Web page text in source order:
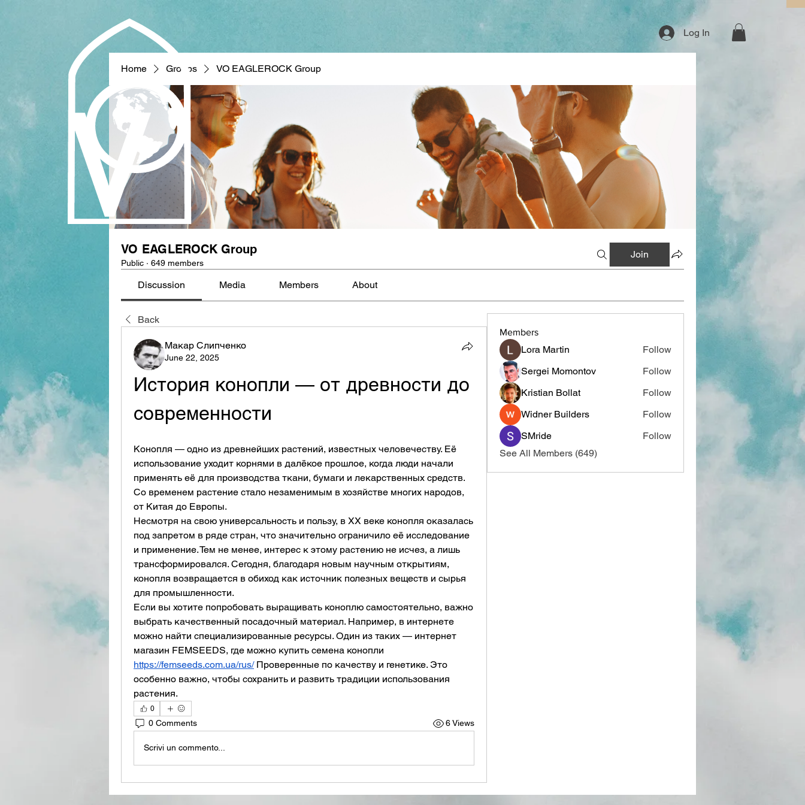
Log In
Home Groups VO EAGLEROCK Group
VO EAGLEROCK Group
Public · 649 members
Join
Discussion Media Members About
Back
Макар Слипченко
June 22, 2025
История конопли — от древности до
современности
Конопля — одно из древнейших растений, известных человечеству. Её
использование уходит корнями в далёкое прошлое, когда люди начали
применять её для производства ткани, бумаги и лекарственных средств.
Со временем растение стало незаменимым в хозяйстве многих народов,
от Китая до Европы.
Несмотря на свою универсальность и пользу, в XX веке конопля оказалась
под запретом в ряде стран, что значительно ограничило её исследование
и применение. Тем не менее, интерес к этому растению не исчез, а лишь
трансформировался. Сегодня, благодаря новым научным открытиям,
конопля возвращается в обиход как источник полезных веществ и сырья
для промышленности.
Если вы хотите попробовать выращивать коноплю самостоятельно, важно
выбрать качественный посадочный материал. Например, в интернете
можно найти специализированные ресурсы. Один из таких — интернет
https://femseeds.com.ua/rus/ Проверенные по качеству и генетике. Это
особенно важно, чтобы сохранить и развить традиции использования
растения.
0
0 Comments 6 Views
Scrivi un commento...
Members
Lora Martin
Follow
Sergei Momontov
Follow
Kristian Bollat
Follow
Widner Builders
Follow
SMride
Follow
See All Members (649)